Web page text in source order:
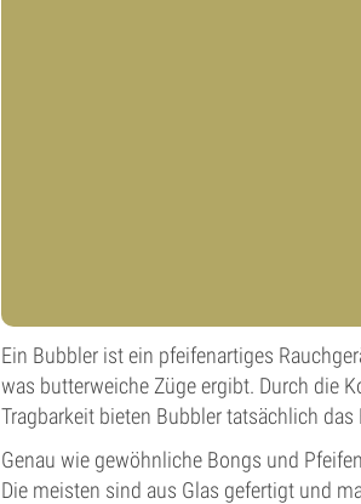
Ein Bubbler ist ein pfeifenartiges
was butterweiche Züge ergibt. Durch die
Tragbarkeit bieten Bubbler tatsächlich das
Genau wie gewöhnliche Bongs und
Die meisten sind aus Glas gefertigt und